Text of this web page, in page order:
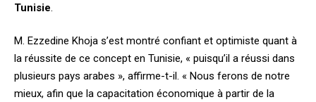
Tunisie
M. Ezzedine Khoja s’est montré confiant et optimiste quant à
la réussite de ce concept en Tunisie, « puisqu’il a réussi dans
plusieurs pays arabes », affirme-t-il. « Nous ferons de notre
mieux, afin que la capacitation économique à partir de la